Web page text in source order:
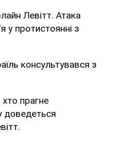
Левітт. Атака
у протистоянні з
консультувався з
прагне
доведеться